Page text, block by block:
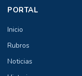
PORTAL
Inicio
Rubros
Noticias